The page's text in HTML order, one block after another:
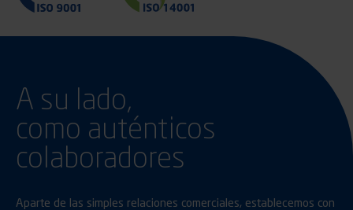
A su lado,
como auténticos
colaboradores
Aparte de las simples relaciones comerciales, establecemos con